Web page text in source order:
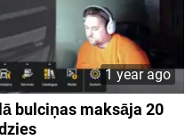
1 year ago
bulciņas maksāja 20